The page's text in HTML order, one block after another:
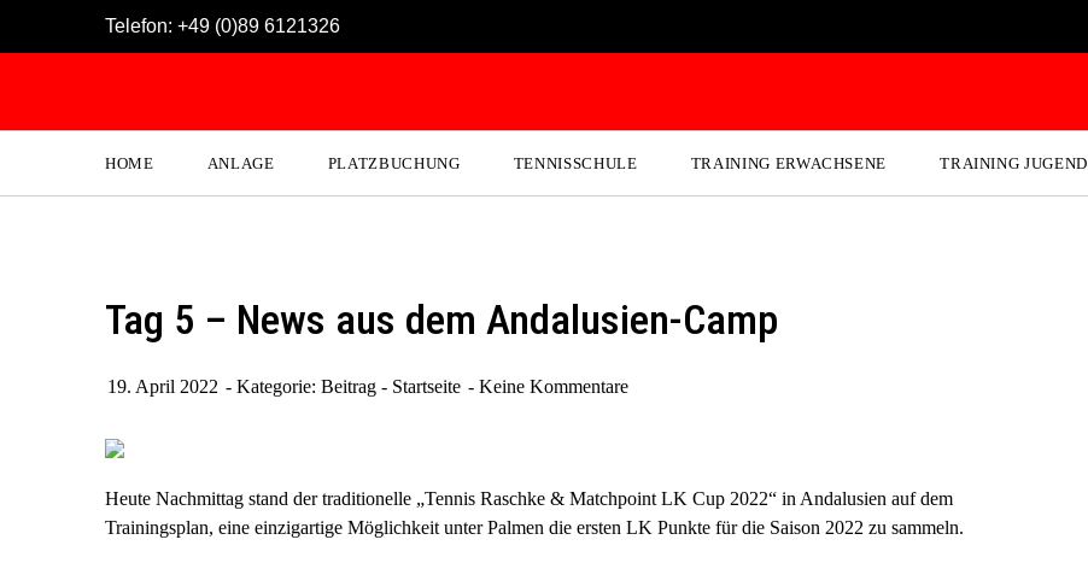
Telefon: +49 (0)89 6121326
HOME ANLAGE PLATZBUCHUNG TENNISSCHULE TRAINING ERWACHSENE TRAINING JUGEND
Tag 5 – News aus dem Andalusien-Camp
19. April 2022 Kategorie: Beitrag - Startseite Keine Kommentare
Heute Nachmittag stand der traditionelle „Tennis Raschke & Matchpoint LK Cup 2022“ in Andalusien auf dem
Trainingsplan, eine einzigartige Möglichkeit unter Palmen die ersten LK Punkte für die Saison 2022 zu sammeln.